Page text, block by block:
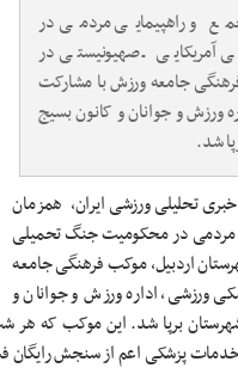
و راهپیمایی مردمی در
ـ صهیونیستی در
جامعه ورزش با مشارکت
ورزش و جوانان و کانون بسیج
شد.
خبری تحلیلی ورزشی ایران، همزمان
مردمی در محکومیت جنگ تحمیلی
اردبیل، موکب فرهنگی جامعه
ورزشی، اداره ورزش و جوانان و
برپا شد. این موکب که
خدمات پزشکی اعم از سنجش